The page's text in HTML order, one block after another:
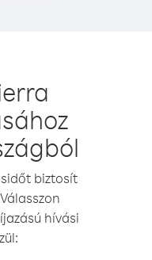
biztosít
hívási